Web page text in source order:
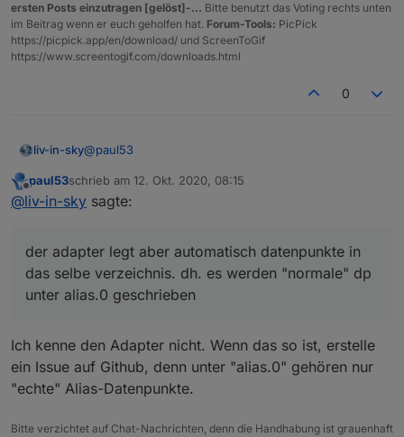
ersten Posts einzutragen [gelöst]-... Bitte benutzt das Voting rechts unten
im Beitrag wenn er euch geholfen hat. Forum-Tools: PicPick
https://picpick.app/en/download/ und ScreenToGif
https://www.screentogif.com/downloads.html
0
liv-in-sky@paul53
ich wollte gerne den virtualPower adapter nutzen um
die aliase zu messen. dazu brauche ich das
verzeichnis. dh. es werden "normale" dp unter
alias.0 geschrieben
Offline
paul53schrieb am 12. Okt. 2020, 08:15
zuletzt editiert von
@liv-in-sky sagte:
der adapter legt aber automatisch datenpunkte in
das selbe verzeichnis. dh. es werden "normale" dp
unter alias.0 geschrieben
Ich kenne den Adapter nicht. Wenn das so ist, erstelle
ein Issue auf Github, denn unter "alias.0" gehören nur
"echte" Alias-Datenpunkte.
Bitte verzichtet auf Chat-Nachrichten, denn die Handhabung ist grauenhaft